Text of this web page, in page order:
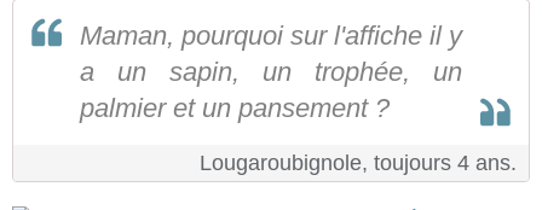
Maman, pourquoi sur l'affiche il y
a un sapin, un trophée, un
palmier et un pansement ?
Lougaroubignole, toujours 4 ans.